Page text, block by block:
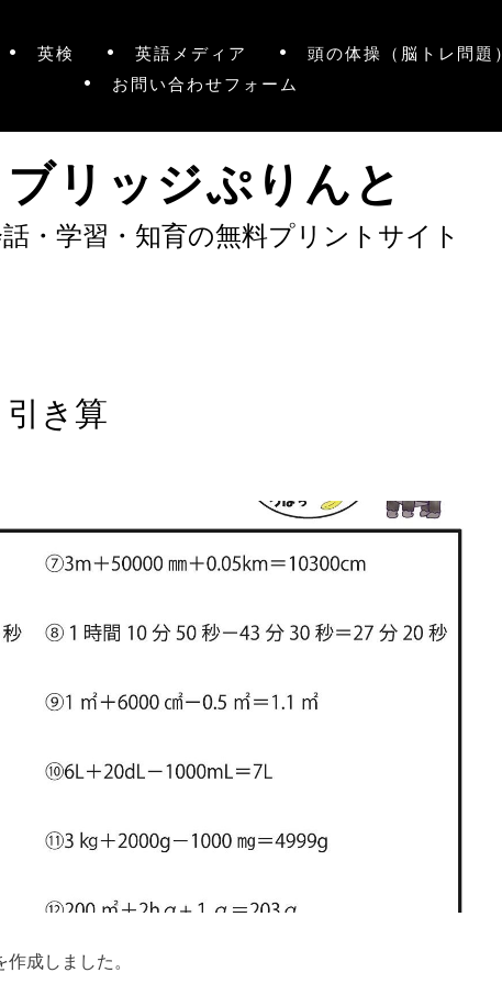
英検 英語メディア 頭の体操（脳トレ問題）
お問い合わせフォーム
ブリッジぷりんと
・学習・知育の無料プリントサイト
き算
成しました。